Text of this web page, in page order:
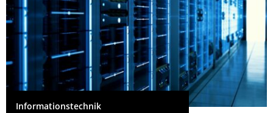
Informationstechnik